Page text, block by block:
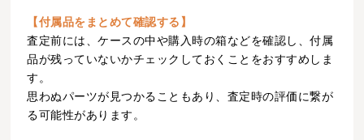
【付属品をまとめて確認する】
査定前には、ケースの中や購入時の箱などを確認し、付属
品が残っていないかチェックしておくことをおすすめしま
す。
思わぬパーツが見つかることもあり、査定時の評価に繋が
る可能性があります。